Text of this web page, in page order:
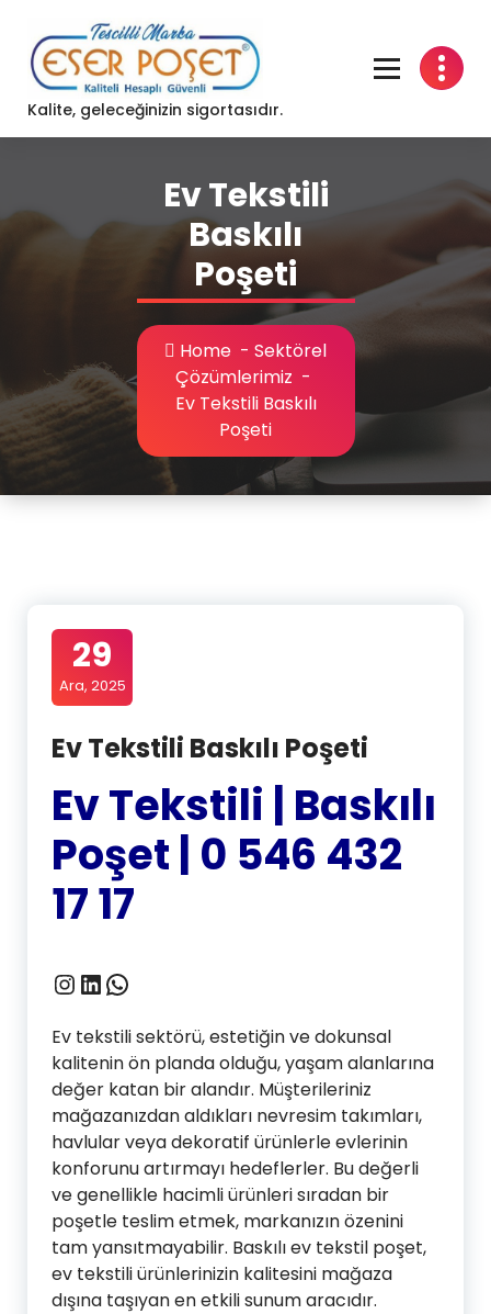
content
Kalite, geleceğinizin sigortasıdır.
Ev Tekstili
Baskılı
Poşeti
Home - Sektörel
Çözümlerimiz -
Ev Tekstili Baskılı
Poşeti
29
Ara, 2025
Ev Tekstili Baskılı Poşeti
Ev Tekstili | Baskılı
Poşet | 0 546 432
17 17
Instagram
LinkedIn
WhatsApp
Ev tekstili sektörü, estetiğin ve dokunsal
kalitenin ön planda olduğu, yaşam alanlarına
değer katan bir alandır. Müşterileriniz
mağazanızdan aldıkları nevresim takımları,
havlular veya dekoratif ürünlerle evlerinin
konforunu artırmayı hedeflerler. Bu değerli
ve genellikle hacimli ürünleri sıradan bir
poşetle teslim etmek, markanızın özenini
tam yansıtmayabilir. Baskılı ev tekstil poşet,
ev tekstili ürünlerinizin kalitesini mağaza
dışına taşıyan en etkili sunum aracıdır.